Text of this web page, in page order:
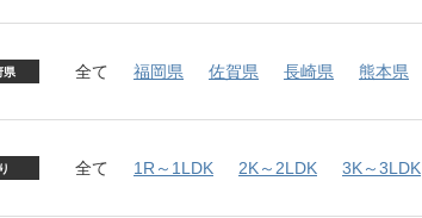
県 全て 福岡県 佐賀県 長崎県 熊本県
全て 1R～1LDK 2K～2LDK 3K～3LDK